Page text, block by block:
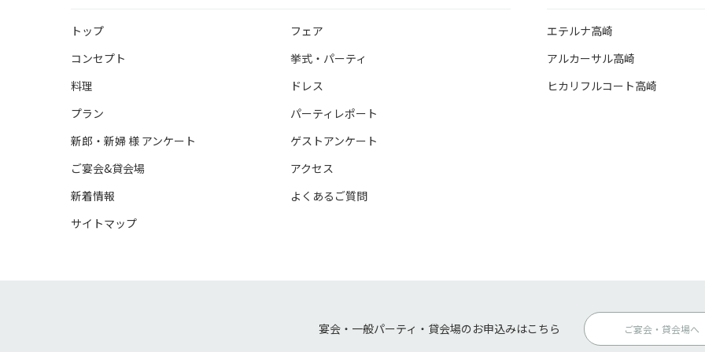
トップ
コンセプト
料理
プラン
新郎・新婦 様 アンケート
ご宴会&貸会場
新着情報
サイトマップ
フェア
挙式・パーティ
ドレス
パーティレポート
ゲストアンケート
アクセス
よくあるご質問
エテルナ高崎
アルカーサル高崎
ヒカリフルコート高崎
宴会・一般パーティ・貸会場のお申込みはこちら ご宴会・貸会場へ